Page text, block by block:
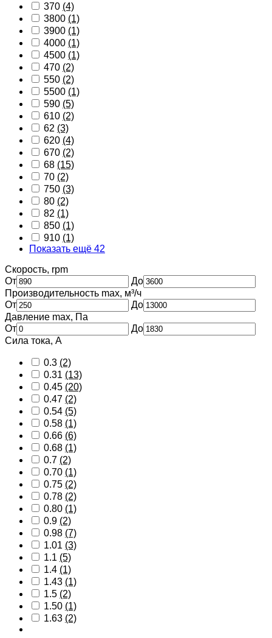
370 (4)
3800 (1)
3900 (1)
4000 (1)
4500 (1)
470 (2)
550 (2)
5500 (1)
590 (5)
610 (2)
62 (3)
620 (4)
670 (2)
68 (15)
70 (2)
750 (3)
80 (2)
82 (1)
850 (1)
910 (1)
Показать ещё 42
Скорость, rpm
От
До
Производительность max, м³/ч
От
До
Давление max, Па
От
До
Сила тока, А
0.3 (2)
0.31 (13)
0.45 (20)
0.47 (2)
0.54 (5)
0.58 (1)
0.66 (6)
0.68 (1)
0.7 (2)
0.70 (1)
0.75 (2)
0.78 (2)
0.80 (1)
0.9 (2)
0.98 (7)
1.01 (3)
1.1 (5)
1.4 (1)
1.43 (1)
1.5 (2)
1.50 (1)
1.63 (2)